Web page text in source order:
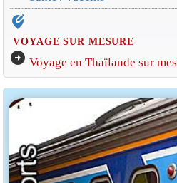
edit_location_alt
VOYAGE SUR MESURE
arrow_circle_right Voyage en Thaïlande sur